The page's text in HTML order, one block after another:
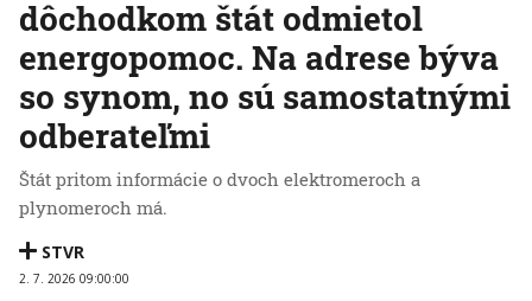
dôchodkom štát odmietol
energopomoc. Na adrese býva
so synom, no sú samostatnými
odberateľmi
Štát pritom informácie o dvoch elektromeroch a
plynomeroch má.
STVR
2. 7. 2026 09:00:00